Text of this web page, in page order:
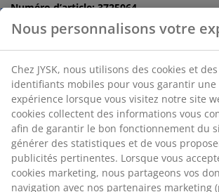
Numéro d’article: 3725064
Instructions de montage
Spécifications
Avis
(21)
Nous personnalisons votre
Chez JYSK, nous utilisons des cookies et
mobiles pour vous garantir une bonne
vous visitez notre site web. Les cookies
informations vous concernant afin de
fonctionnement du site, de générer des